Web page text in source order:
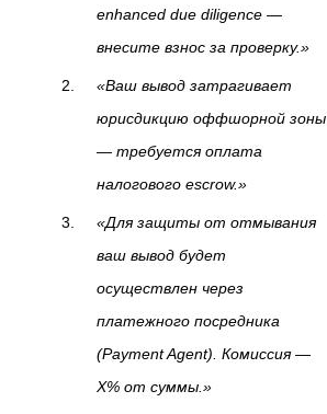
enhanced due diligence —
внесите взнос за проверку.»
«Ваш вывод затрагивает
юрисдикцию оффшорной зоны
— требуется оплата
налогового escrow.»
«Для защиты от отмывания
ваш вывод будет
осуществлен через
платежного посредника
(Payment Agent). Комиссия —
X% от суммы.»